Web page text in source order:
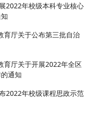
2022年校级本科专业核心
育厅关于公布第三批自治
育厅关于开展2022年全区
通知
2022年校级课程思政示范